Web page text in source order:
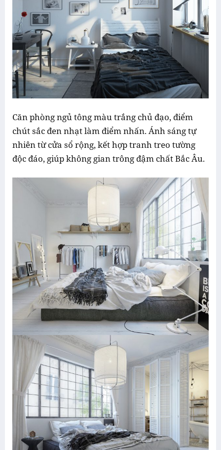
Căn phòng ngủ tông màu trắng chủ đạo, điểm
chút sắc đen nhạt làm điểm nhấn. Ánh sáng tự
nhiên từ cửa sổ rộng, kết hợp tranh treo tường
độc đáo, giúp không gian trông đậm chất Bắc Âu.